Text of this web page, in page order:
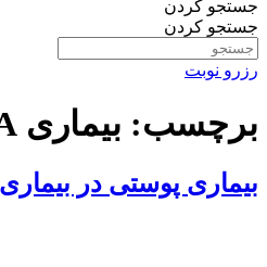
جستجو کردن
جستجو کردن
رزرو نوبت
برچسب: بیماری IgA خطی
بیماری پوستی در